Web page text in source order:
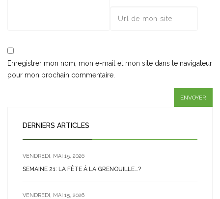
Enregistrer mon nom, mon e-mail et mon site dans le navigateur
pour mon prochain commentaire.
DERNIERS ARTICLES
VENDREDI, MAI 15, 2026
SEMAINE 21: LA FÊTE À LA GRENOUILLE…?
VENDREDI, MAI 15, 2026